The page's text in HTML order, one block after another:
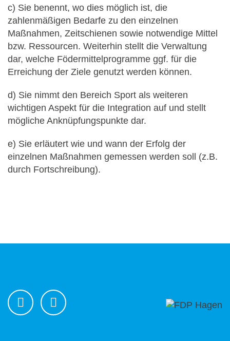
c) Sie benennt, wo dies möglich ist, die
zahlenmäßigen Bedarfe zu den einzelnen
Maßnahmen, Zeitschienen sowie notwendige Mittel
bzw. Ressourcen. Weiterhin stellt die Verwaltung
dar, welche Födermittelprogramme ggf. für die
Erreichung der Ziele genutzt werden können.
d) Sie nimmt den Bereich Sport als weiteren
wichtigen Aspekt für die Integration auf und stellt
mögliche Anknüpfungspunkte dar.
e) Sie erläutert wie und wann der Erfolg der
einzelnen Maßnahmen gemessen werden soll (z.B.
durch Fortschreibung).